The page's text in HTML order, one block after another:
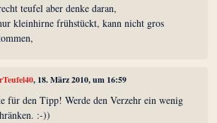
teufel aber denke daran,
kleinhirne frühstückt, kann nicht gros
, 18. März 2010, um 16:59
für den Tipp! Werde den Verzehr ein wenig
:-))